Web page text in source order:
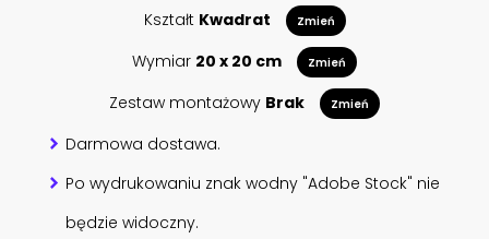
Kształt Kwadrat Zmień
Wymiar 20 x 20 cm Zmień
Zestaw montażowy Brak Zmień
Darmowa dostawa.
Po wydrukowaniu znak wodny "Adobe Stock" nie
będzie widoczny.